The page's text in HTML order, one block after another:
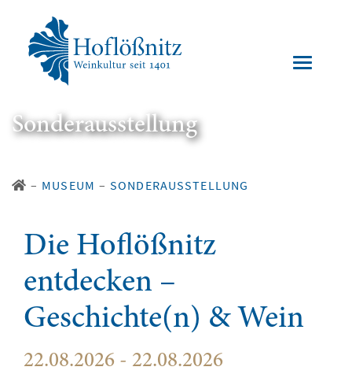
Sonderausstellung
– MUSEUM – SONDERAUSSTELLUNG
Die Hoflößnitz
entdecken –
Geschichte(n) & Wein
22.08.2026 - 22.08.2026